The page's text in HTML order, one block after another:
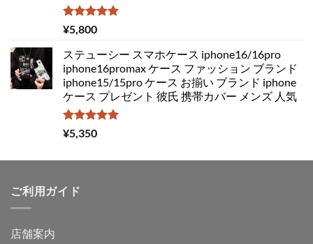
で
5段階中
5.00
¥5,800
ステューシー スマホケース iphone16/16pro
iphone16promax ケース ファッション ブランド
iphone15/15pro ケース お揃い ブランド iphone
ケース プレゼント 彼氏 携帯カバー メンズ 人気
5段階中
5.00
¥5,350
ご利用ガイド
店舗案内